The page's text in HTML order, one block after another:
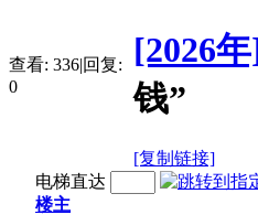
查看: 336|回复:
0
[2026
钱”
[复制链接]
电梯直达
楼主